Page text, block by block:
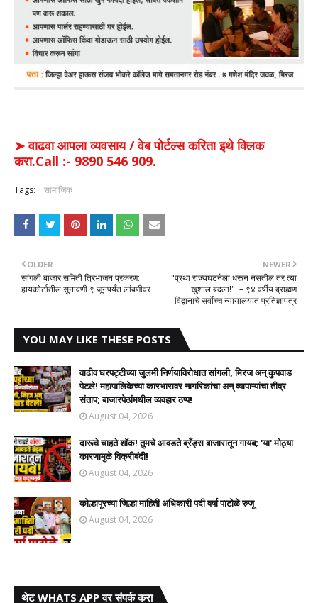
➤ वाढवा आपला व्यवसाय / वेब पोर्टल्स करिता इथे क्लिक
करा.Call :- 9890 546 909.
Tags: सामाजिक
NEWER
​"प्रथा राज्यघटनेला धरून नसतील तर त्या
खुशाल बदला!": – ९४ वर्षीय ब्राह्मण
विद्वानाचे सर्वोच्च न्यायालयात प्रतिज्ञापत्र
OLDER
सांगली बाजार समिती त्रिभाजन प्रकरण:
हायकोर्टातील सुनावणी ९ जूनपर्यंत लांबणीवर
YOU MAY LIKE THESE POSTS
वाढीव घरपट्टीच्या जुलमी निर्णयाविरोधात सांगली, मिरज अन् कुपवाड
पेटले! महापालिकेच्या कारभारावर नागरिकांचा अन् व्यापाऱ्यांचा तीव्र
संताप; बाजारपेठांमधील व्यवहार ठप्प!​
August 04, 2026
दारूचे चाहते शॉक! तुमचे आवडते ब्रँड्स बाजारातून गायब; 'या' मोठ्या
कारणामुळे विक्रीबंदी!
August 04, 2026
कोल्हापूरच्या जिल्हा माहिती अधिकारी पदी वर्षा पाटोळे रुजू
August 04, 2026
थेट WHATS APP वर संपर्क करा